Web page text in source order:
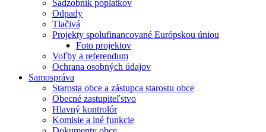
Sadzobník poplatkov
Odpady
Tlačivá
Projekty spolufinancované Európskou úniou
Foto projektov
Voľby a referendum
Ochrana osobných údajov
Samospráva
Starosta obce a zástupca starostu obce
Obecné zastupiteľstvo
Hlavný kontrolór
Komisie a iné funkcie